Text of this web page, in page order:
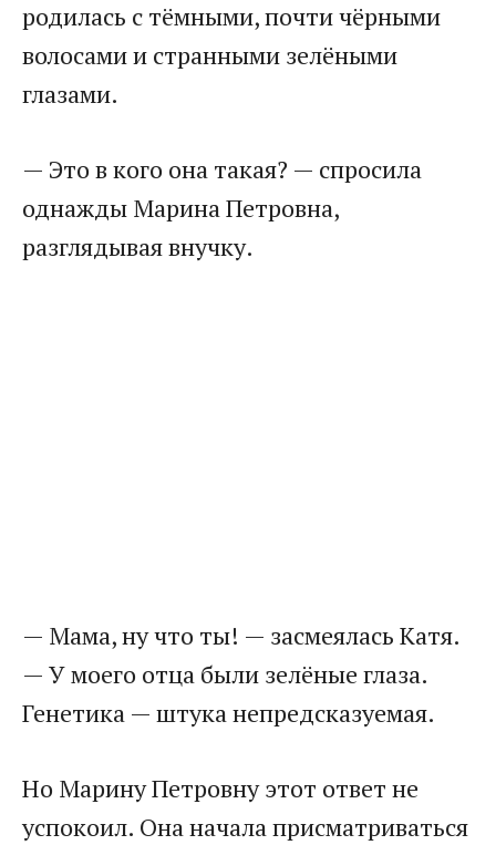
родилась с тёмными, почти чёрными
волосами и странными зелёными
глазами.
— Это в кого она такая? — спросила
однажды Марина Петровна,
разглядывая внучку.
— Мама, ну что ты! — засмеялась Катя.
— У моего отца были зелёные глаза.
Генетика — штука непредсказуемая.
Но Марину Петровну этот ответ не
успокоил. Она начала присматриваться